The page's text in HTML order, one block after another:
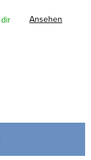
Ansehen